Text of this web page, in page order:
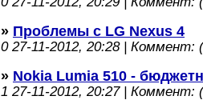
» Проблемы с LG Nexus 4
027-11-2012, 20:28 | Коммент:
» Nokia Lumia 510 -
1 27-11-2012, 20:27 | Коммент: